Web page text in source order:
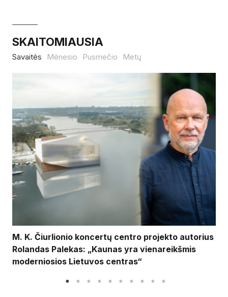
SKAITOMIAUSIA
Savaitės Mėnesio Pusmečio Metų
M. K. Čiurlionio koncertų centro projekto autorius
Rolandas Palekas: „Kaunas yra vienareikšmis
moderniosios Lietuvos centras“